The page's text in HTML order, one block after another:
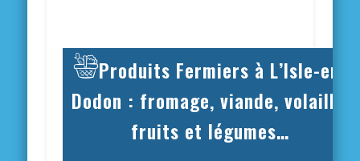
Produits Fermiers à L’Isle-en-
Dodon : fromage, viande, volaille,
fruits et légumes…